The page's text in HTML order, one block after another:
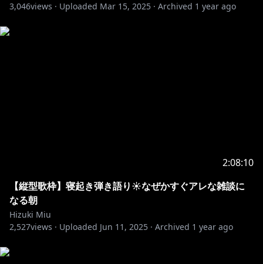
3,046views · Uploaded Mar 15, 2025 · Archived 1 year ago
2:08:10
【縦型歌枠】寝起き弾き語り☀なぜかすぐアレな雑談に
なる朝
Hizuki Miu
2,527views · Uploaded Jun 11, 2025 · Archived 1 year ago